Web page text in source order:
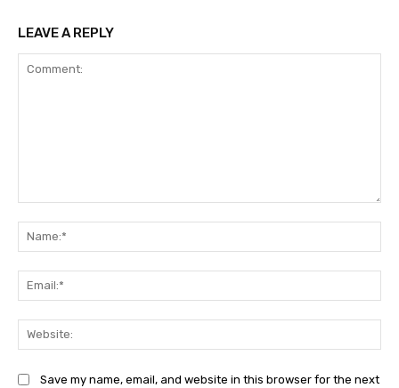
LEAVE A REPLY
Save my name, email, and website in this browser for the next